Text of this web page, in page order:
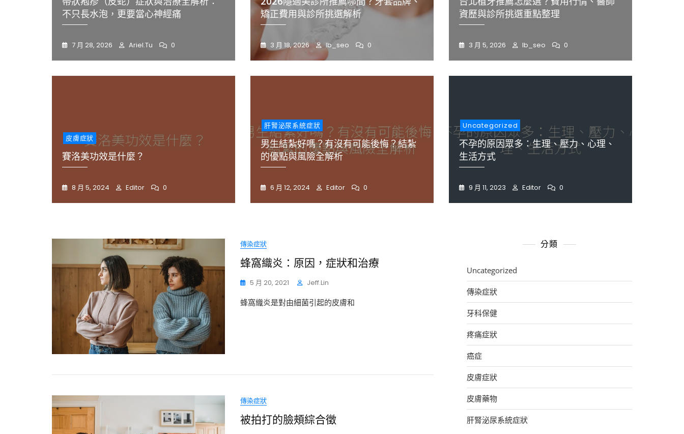
心
選
重
解
不只長水泡，更要當心神經痛
7 月 28, 2026 Ariel.tu 0
矯正費用與診所挑選解析
3 月 18, 2026 Ib_seo 0
資歷與診所挑選重點整理
3 月 5, 2026 Ib_seo 0
皮膚症狀
賽洛美功效是什麼？
8 月 5, 2024 Editor 0
肝腎泌尿系統症狀
男生結紮好嗎？有沒有可能後悔？結紮
的優點與風險全解析
6 月 12, 2024 Editor 0
Uncategorized
不孕的原因眾多：生理、壓力、心理、
生活方式
9 月 11, 2023 Editor 0
傳染症狀
蜂窩織炎：原因，症狀和治療
5 月 20, 2021 Jeff.lin
蜂窩織炎是對由細菌引起的皮膚和
傳染症狀
被拍打的臉頰綜合徵
分類
Uncategorized
傳染症狀
牙科保健
疼痛症狀
癌症
皮膚症狀
皮膚藥物
肝腎泌尿系統症狀